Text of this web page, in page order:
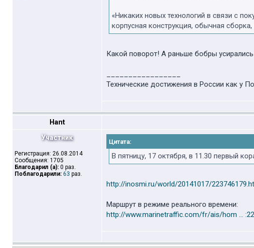
«Никаких новых технологий в связи с
корпусная конструкция, обычная
Какой поворот! А раньше бобры
Технические достижения в России как у
Hant
Участник
Регистрация: 26.08.2014
Сообщения: 1705
Благодарил (а): 0 раз.
Поблагодарили: 63 раз.
Цитата:
В пятницу, 17 октября, в 11.30 первый
http://inosmi.ru/world/20141017/
Маршрут в режиме реального времени:
http://www.marinetraffic.com/fr/ais/hom ...